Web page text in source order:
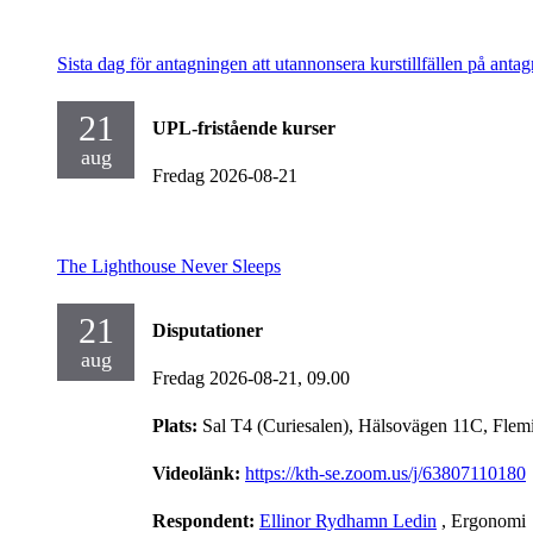
Sista dag för antagningen att utannonsera kurstillfällen på
21
aug
UPL-fristående kurser
Fredag 2026-08-21
The Lighthouse Never Sleeps
21
aug
Disputationer
Fredag 2026-08-21, 09.00
Plats: Sal T4 (Curiesalen), Hälsovägen 11C,
Videolänk: https://kth-se.zoom.us/j/63807110180
Respondent: Ellinor Rydhamn Ledin , Ergonomi